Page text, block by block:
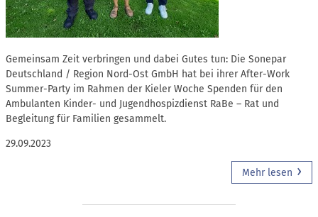
Gemeinsam Zeit verbringen und dabei Gutes tun: Die Sonepar
Deutschland / Region Nord-Ost GmbH hat bei ihrer After-Work
Summer-Party im Rahmen der Kieler Woche Spenden für den
Ambulanten Kinder- und Jugendhospizdienst RaBe – Rat und
Begleitung für Familien gesammelt.
29.09.2023
Mehr lesen